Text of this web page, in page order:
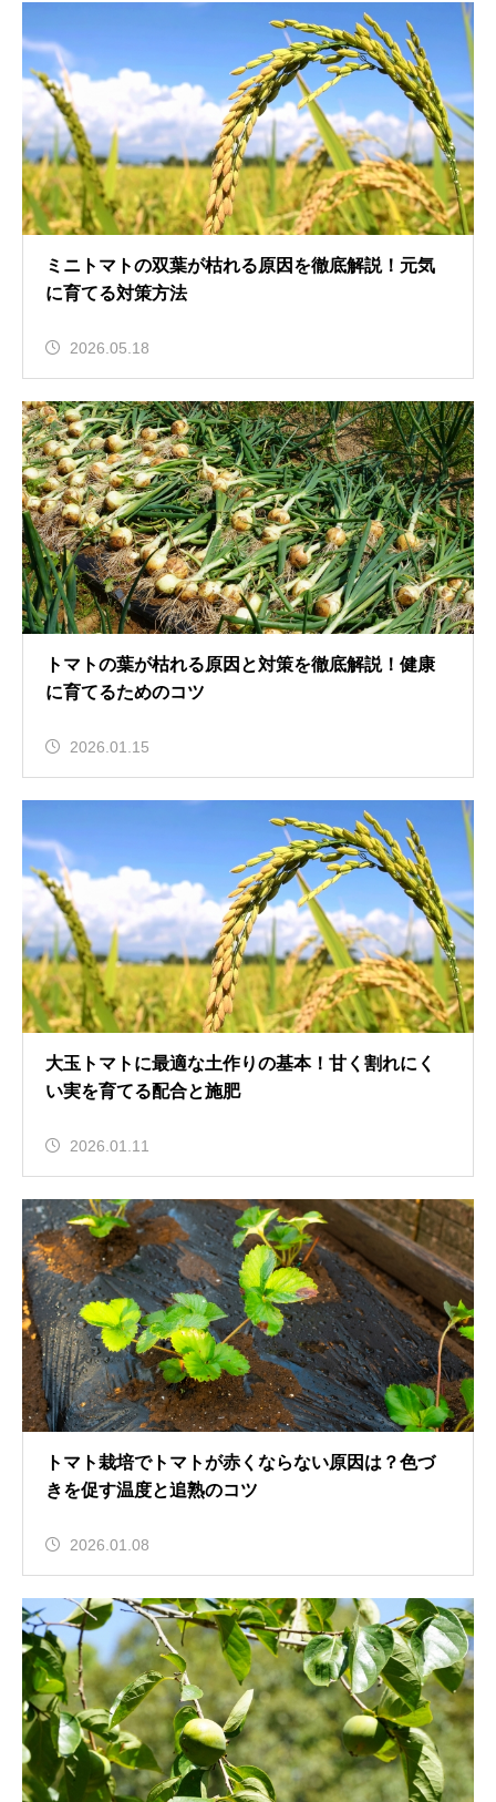
ミニトマトの双葉が枯れる原因を徹底解説！元気
に育てる対策方法
2026.05.18
トマトの葉が枯れる原因と対策を徹底解説！健康
に育てるためのコツ
2026.01.15
大玉トマトに最適な土作りの基本！甘く割れにく
い実を育てる配合と施肥
2026.01.11
トマト栽培でトマトが赤くならない原因は？色づ
きを促す温度と追熟のコツ
2026.01.08